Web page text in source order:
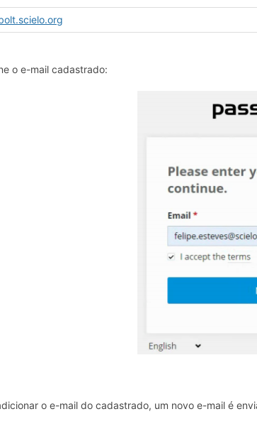
o e-mail cadastrado:
o e-mail do cadastrado, um novo e-mail é